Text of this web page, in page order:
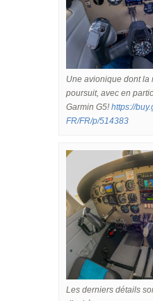
Une avionique dont la
poursuit, avec en
Garmin G5! https://
FR/FR/p/514383
Les derniers détails